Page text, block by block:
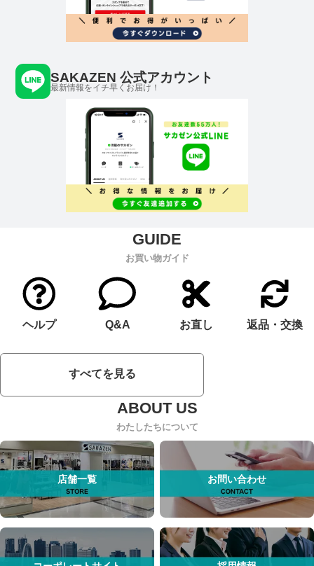
SAKAZEN 公式アカウント
最新情報をイチ早くお届け！
お買い物ガイド
ヘルプ Q&A お直し 返品・交換
すべてを見る
わたしたちについて
店舗一覧 お問い合わせ